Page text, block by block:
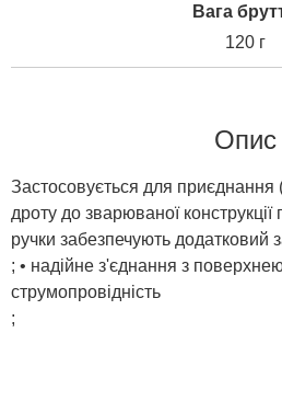
Вага
120 г
Опис
Застосовується для приєднання
дроту до зварюваної конструкції
ручки забезпечують додатковий
; • надійне з'єднання з
струмопровідність
;